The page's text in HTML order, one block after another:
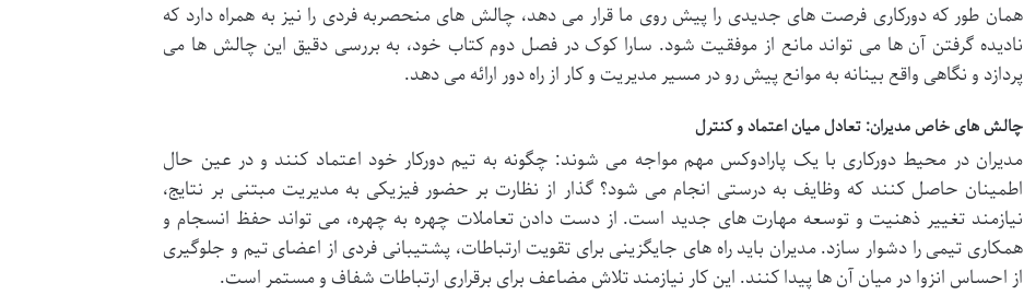
همان طور که دورکاری فرصت های جدیدی را پیش روی ما قرار می دهد، چالش های منحصربه فردی را نیز به همراه دارد که
نادیده گرفتن آن ها می تواند مانع از موفقیت شود. سارا کوک در فصل دوم کتاب خود، به بررسی دقیق این چالش ها می
پردازد و نگاهی واقع بینانه به موانع پیش رو در مسیر مدیریت و کار از راه دور ارائه می دهد.
چالش های خاص مدیران: تعادل میان اعتماد و کنترل
مدیران در محیط دورکاری با یک پارادوکس مهم مواجه می شوند: چگونه به تیم دورکار خود اعتماد کنند و در عین حال
اطمینان حاصل کنند که وظایف به درستی انجام می شود؟ گذار از نظارت بر حضور فیزیکی به مدیریت مبتنی بر نتایج،
نیازمند تغییر ذهنیت و توسعه مهارت های جدید است. از دست دادن تعاملات چهره به چهره، می تواند حفظ انسجام و
همکاری تیمی را دشوار سازد. مدیران باید راه های جایگزینی برای تقویت ارتباطات، پشتیبانی فردی از اعضای تیم و جلوگیری
از احساس انزوا در میان آن ها پیدا کنند. این کار نیازمند تلاش مضاعف برای برقراری ارتباطات شفاف و مستمر است.